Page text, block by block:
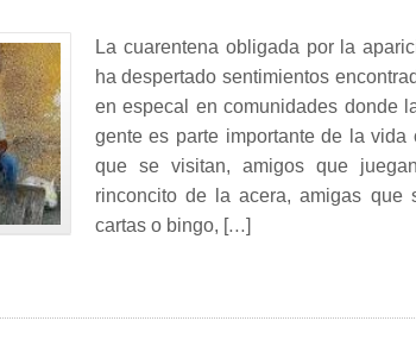
La cuarentena obligada por la
ha despertado sentimientos
en especal en comunidades donde
gente es parte importante de la vida
que se visitan, amigos que
rinconcito de la acera, amigas que
cartas o bingo, […]